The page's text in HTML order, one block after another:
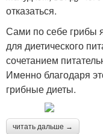
отказаться.
Сами по себе грибы
для диетического
сочетанием
Именно благодаря
грибные диеты.
читать дальше →